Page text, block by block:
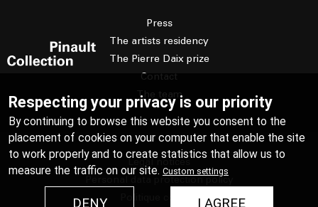
Press
The artists residency
The Pierre Daix prize
Contact
The team
Legal notices
Personal data protection policy
Respecting your privacy is our priority
By continuing to browse this website you consent to the
placement of cookies on your computer that enable the site
to work properly and to create statistics that allow us to
measure the traffic on our site. Custom settings
I AGREE
DENY